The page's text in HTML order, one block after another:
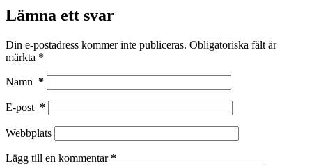
Lämna ett svar
Din e-postadress kommer inte publiceras. Obligatoriska fält är
märkta *
Namn *
E-post *
Webbplats
Lägg till en kommentar*